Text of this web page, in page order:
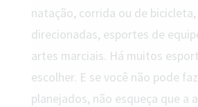
natação, corrida ou de
direcionadas, esportes de
artes marciais. Há muitos
escolher. E se você não pode
planejados, não esqueça que a